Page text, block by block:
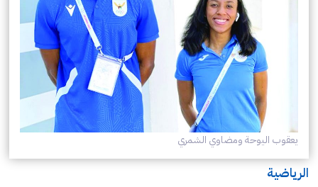
يعقوب اليوحة ومضاوي الشمري
الرياضية